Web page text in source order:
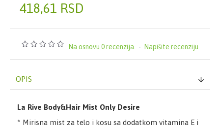
Na osnovu 0 recenzija. - Napišite recenziju
418,61 RSD
OPIS
La Rive Body&Hair Mist Only Desire
* Mirisna mist za telo i kosu sa dodatkom vitamina E i